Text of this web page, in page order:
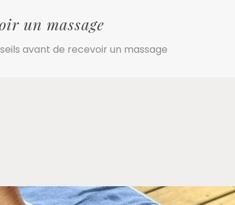
un massage
avant de recevoir un massage